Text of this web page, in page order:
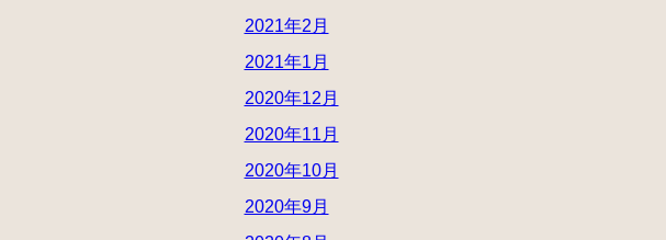
2021年2月
2021年1月
2020年12月
2020年11月
2020年10月
2020年9月